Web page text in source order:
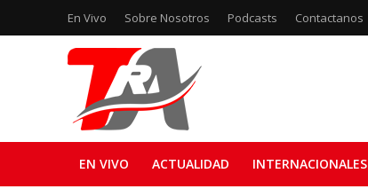
En Vivo Sobre Nosotros Podcasts Contactanos
EN VIVO ACTUALIDAD INTERNACIONALES